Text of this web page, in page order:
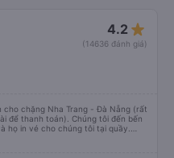
: )
4.2 star_rate
(14636 đánh giá)
chặng Nha Trang - Đà Nẵng (rất
để thanh toán). Chúng tôi đến bến
họ in vé cho chúng tôi tại quầy.
về trực tiếp tại quầy, vì giá vé trên